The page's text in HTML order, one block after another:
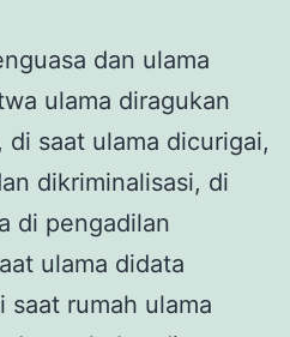
dan ulama
ulama diragukan
saat ulama dicurigai,
dikriminalisasi, di
di pengadilan
ulama didata
saat rumah ulama